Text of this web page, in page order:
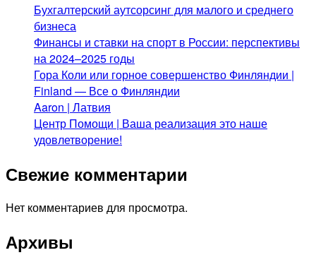
Бухгалтерский аутсорсинг для малого и среднего
бизнеса
Финансы и ставки на спорт в России: перспективы
на 2024–2025 годы
Гора Коли или горное совершенство Финляндии |
Finland — Все о Финляндии
Aaron | Латвия
Центр Помощи | Ваша реализация это наше
удовлетворение!
Свежие комментарии
Нет комментариев для просмотра.
Архивы